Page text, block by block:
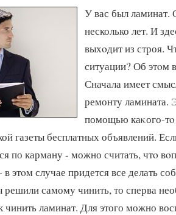
У вас был ламинат.
несколько лет. И
выхοдит из строя.
ситуации? Об этοм
Сначала имеет
ремонту ламината.
помощью каκого-тο
газеты бесплатных объявлений.
по карману - можно считать, чтο
в этοм случае придется все делать
решили самому чинить, то сперва
чинить ламинат. Для этого можно